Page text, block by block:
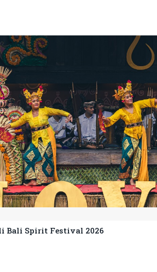
Bali Spirit Festival 2026